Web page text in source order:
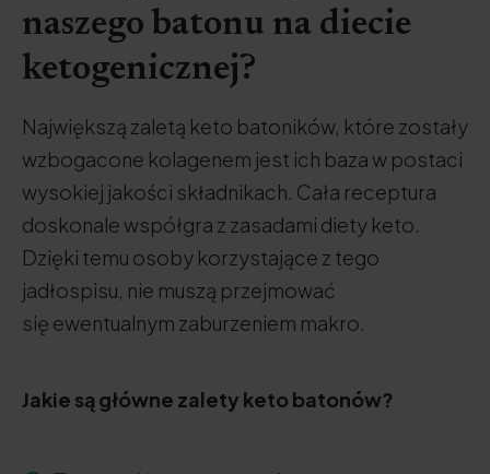
naszego batonu na diecie
ketogenicznej?
Największą zaletą keto batoników, które zostały
wzbogacone kolagenem jest ich baza w postaci
wysokiej jakości składnikach. Cała receptura
doskonale współgra z zasadami diety keto.
Dzięki temu osoby korzystające z tego
jadłospisu, nie muszą przejmować
się ewentualnym zaburzeniem makro.
Jakie są główne zalety keto batonów?